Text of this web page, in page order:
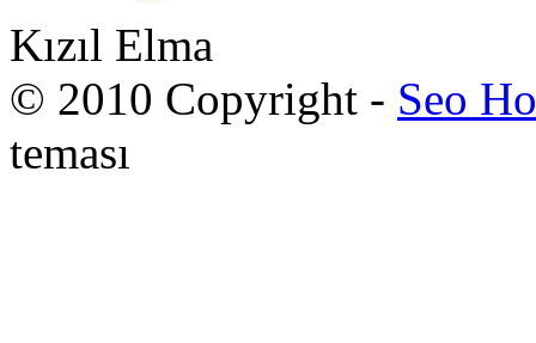
Kızıl Elma
© 2010 Copyright - Seo
teması